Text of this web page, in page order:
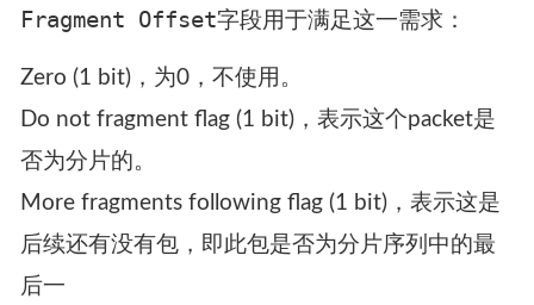
Fragment Offset字段用于满足这一需求：
Zero (1 bit)，为0，不使用。
Do not fragment flag (1 bit)，表示这个packet是
否为分片的。
More fragments following flag (1 bit)，表示这是
后续还有没有包，即此包是否为分片序列中的最
后一